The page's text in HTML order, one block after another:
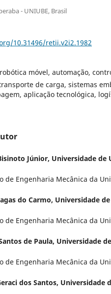
- UNIUBE, Brasil
10.31496/retii.v2i2.1982
robótica móvel, automação,
de carga, sistemas
aplicação tecnológica,
Júnior, Universidade de
de Engenharia Mecânica da
do Carmo, Universidade
de Engenharia Mecânica da
de Paula, Universidade
de Engenharia Mecânica da
dos Santos, Universidade